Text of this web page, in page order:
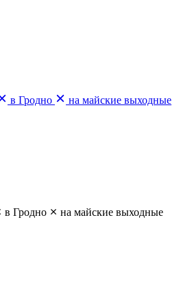
в Гродно на майские выходные
в Гродно на майские выходные